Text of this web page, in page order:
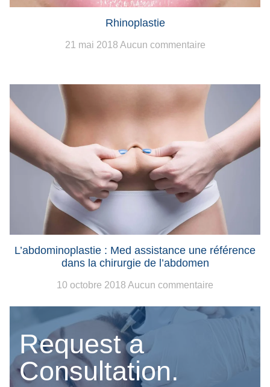
Rhinoplastie
21 mai 2018 Aucun commentaire
L’abdominoplastie : Med assistance une référence
dans la chirurgie de l’abdomen
10 octobre 2018 Aucun commentaire
Request a
Consultation.